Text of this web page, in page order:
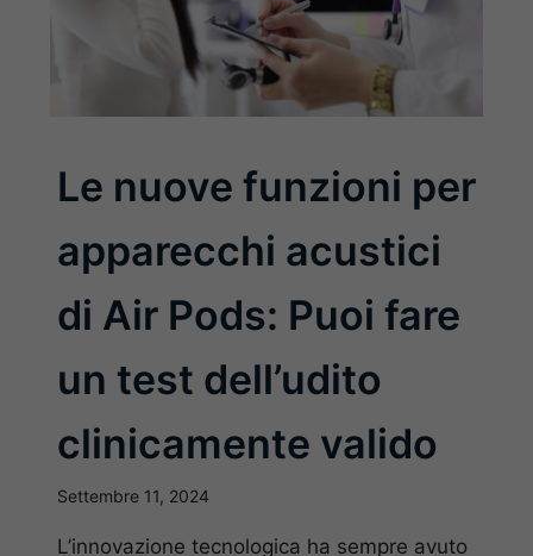
Le nuove funzioni per
apparecchi acustici
di Air Pods: Puoi fare
un test dell’udito
clinicamente valido
Settembre 11, 2024
L’innovazione tecnologica ha sempre avuto